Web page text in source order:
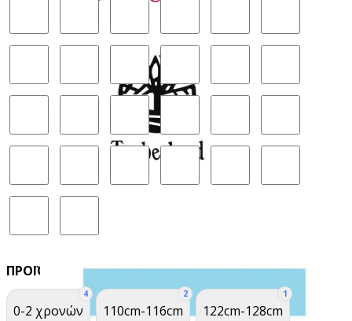
ΠΡΟΪΌΝ ΜΈΓΕΘΟΣ
4
0-2 χρονών
2
110cm-116cm
1
122cm-128cm